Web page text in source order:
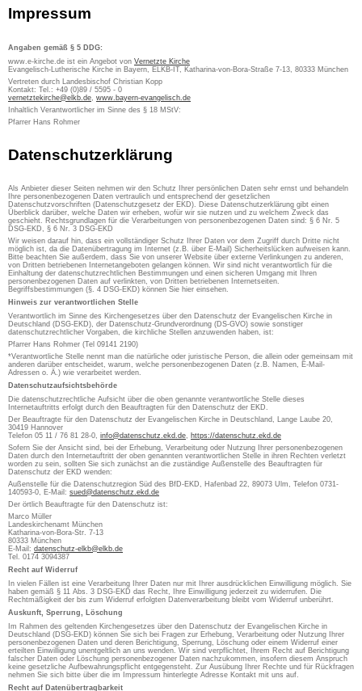
Impressum
Angaben gemäß § 5 DDG:
www.e-kirche.de ist ein Angebot von Vernetzte Kirche
Evangelisch-Lutherische Kirche in Bayern, ELKB-IT, Katharina-von-Bora-Straße 7-13, 80333 München
Vertreten durch Landesbischof Christian Kopp
Kontakt: Tel.: +49 (0)89 / 5595 - 0
vernetztekirche@elkb.de, www.bayern-evangelisch.de
Inhaltlich Verantwortlicher im Sinne des § 18 MStV:
Pfarrer Hans Rohmer
Datenschutzerklärung
Als Anbieter dieser Seiten nehmen wir den Schutz Ihrer persönlichen Daten sehr ernst und behandeln
Ihre personenbezogenen Daten vertraulich und entsprechend der gesetzlichen
Datenschutzvorschriften (Datenschutzgesetz der EKD). Diese Datenschutzerklärung gibt einen
Überblick darüber, welche Daten wir erheben, wofür wir sie nutzen und zu welchem Zweck das
geschieht. Rechtsgrundlagen für die Verarbeitungen von personenbezogenen Daten sind: § 6 Nr. 5
DSG-EKD, § 6 Nr. 3 DSG-EKD
Wir weisen darauf hin, dass ein vollständiger Schutz Ihrer Daten vor dem Zugriff durch Dritte nicht
möglich ist, da die Datenübertragung im Internet (z.B. über E-Mail) Sicherheitslücken aufweisen kann.
Bitte beachten Sie außerdem, dass Sie von unserer Website über externe Verlinkungen zu anderen,
von Dritten betriebenen Internetangeboten gelangen können. Wir sind nicht verantwortlich für die
Einhaltung der datenschutzrechtlichen Bestimmungen und einen sicheren Umgang mit Ihren
personenbezogenen Daten auf verlinkten, von Dritten betriebenen Internetseiten.
Begriffsbestimmungen (§. 4 DSG-EKD) können Sie hier einsehen.
Hinweis zur verantwortlichen Stelle
Verantwortlich im Sinne des Kirchengesetzes über den Datenschutz der Evangelischen Kirche in
Deutschland (DSG-EKD), der Datenschutz-Grundverordnung (DS-GVO) sowie sonstiger
datenschutzrechtlicher Vorgaben, die kirchliche Stellen anzuwenden haben, ist:
Pfarrer Hans Rohmer (Tel 09141 2190)
*Verantwortliche Stelle nennt man die natürliche oder juristische Person, die allein oder gemeinsam mit
anderen darüber entscheidet, warum, welche personenbezogenen Daten (z.B. Namen, E-Mail-
Adressen o. Ä.) wie verarbeitet werden.
Datenschutzaufsichtsbehörde
Die datenschutzrechtliche Aufsicht über die oben genannte verantwortliche Stelle dieses
Internetauftritts erfolgt durch den Beauftragten für den Datenschutz der EKD.
Der Beauftragte für den Datenschutz der Evangelischen Kirche in Deutschland, Lange Laube 20,
30419 Hannover
Telefon 05 11 / 76 81 28-0, info@datenschutz.ekd.de, https://datenschutz.ekd.de
Sofern Sie der Ansicht sind, bei der Erhebung, Verarbeitung oder Nutzung Ihrer personenbezogenen
Daten durch den Internetauftritt der oben genannten verantwortlichen Stelle in ihren Rechten verletzt
worden zu sein, sollten Sie sich zunächst an die zuständige Außenstelle des Beauftragten für
Datenschutz der EKD wenden:
Außenstelle für die Datenschutzregion Süd des BfD-EKD, Hafenbad 22, 89073 Ulm, Telefon 0731-
140593-0, E-Mail: sued@datenschutz.ekd.de
Der örtlich Beauftragte für den Datenschutz ist:
Marco Müller
Landeskirchenamt München
Katharina-von-Bora-Str. 7-13
80333 München
E-Mail: datenschutz-elkb@elkb.de
Tel. 0174 3094387
Recht auf Widerruf
In vielen Fällen ist eine Verarbeitung Ihrer Daten nur mit Ihrer ausdrücklichen Einwilligung möglich. Sie
haben gemäß § 11 Abs. 3 DSG-EKD das Recht, Ihre Einwilligung jederzeit zu widerrufen. Die
Rechtmäßigkeit der bis zum Widerruf erfolgten Datenverarbeitung bleibt vom Widerruf unberührt.
Auskunft, Sperrung, Löschung
Im Rahmen des geltenden Kirchengesetzes über den Datenschutz der Evangelischen Kirche in
Deutschland (DSG-EKD) können Sie sich bei Fragen zur Erhebung, Verarbeitung oder Nutzung Ihrer
personenbezogenen Daten und deren Berichtigung, Sperrung, Löschung oder einem Widerruf einer
erteilten Einwilligung unentgeltlich an uns wenden. Wir sind verpflichtet, Ihrem Recht auf Berichtigung
falscher Daten oder Löschung personenbezogener Daten nachzukommen, insofern diesem Anspruch
keine gesetzliche Aufbewahrungspflicht entgegensteht. Zur Ausübung Ihrer Rechte und für Rückfragen
nehmen Sie sich bitte über die im Impressum hinterlegte Adresse Kontakt mit uns auf.
Recht auf Datenübertragbarkeit